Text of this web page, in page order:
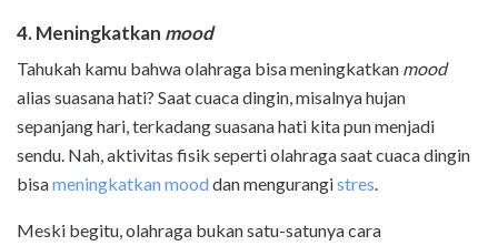
4. Meningkatkan mood
Tahukah kamu bahwa olahraga bisa meningkatkan mood
alias suasana hati? Saat cuaca dingin, misalnya hujan
sepanjang hari, terkadang suasana hati kita pun menjadi
sendu. Nah, aktivitas fisik seperti olahraga saat cuaca dingin
bisameningkatkan mooddan mengurangistres
Meski begitu, olahraga bukan satu-satunya cara